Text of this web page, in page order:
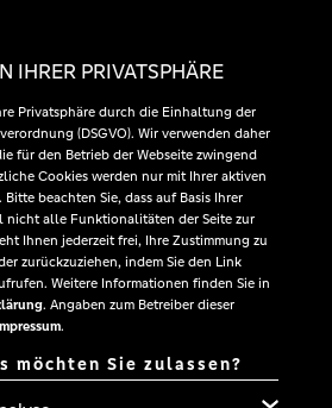
IHRER PRIVATSPHÄRE
Privatsphäre durch die Einhaltung der
(DSGVO). Wir verwenden daher
für den Betrieb der Webseite zwingend
Cookies werden nur mit Ihrer aktiven
beachten Sie, dass auf Basis Ihrer
nicht alle Funktionalitäten der Seite zur
Ihnen jederzeit frei, Ihre Zustimmung zu
zurückzuziehen, indem Sie den Link
Weitere Informationen finden Sie in
. Angaben zum Betreiber dieser
.
möchten Sie zulassen?
EINKAUFEN &